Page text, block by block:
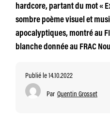
hardcore, partant du mot «
sombre poème visuel et
apocalyptiques, montré au
blanche donnée au FRAC
Publié le 14.10.2022
Par Quentin Grosset